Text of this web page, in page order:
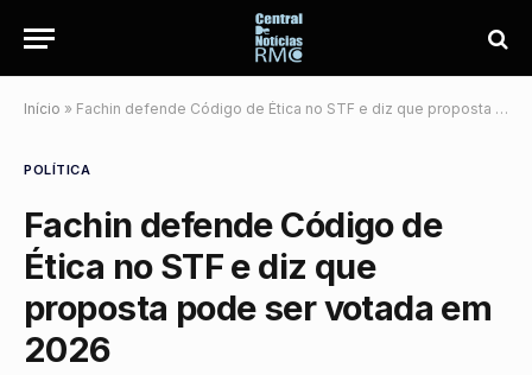
Início » Fachin defende Código de Ética no STF e diz que proposta pode ser votada em 2026
POLÍTICA
Fachin defende Código de
Ética no STF e diz que
proposta pode ser votada em
2026